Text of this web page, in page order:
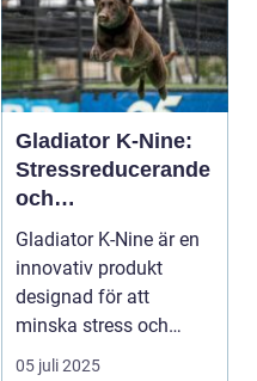
Gladiator K-Nine:
Stressreducerande
och
ångestdämpande
hundhalsband
Gladiator K-Nine är en
innovativ produkt
designad för att
minska stress och
ångest h...
05 juli 2025